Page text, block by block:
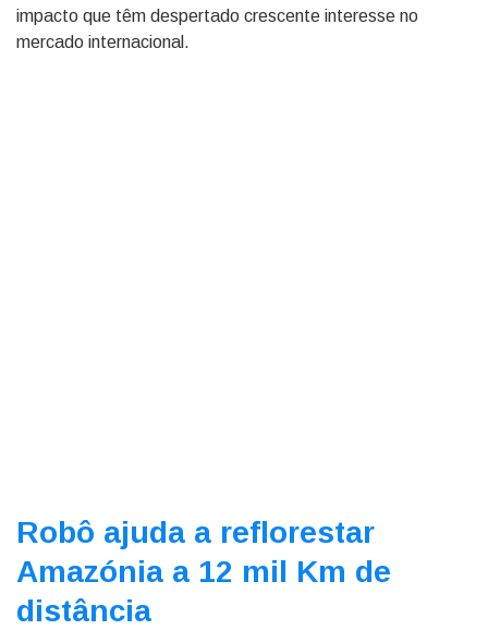
impacto que têm despertado crescente interesse no
mercado internacional.
Robô ajuda a reflorestar
Amazónia a 12 mil Km de
distância